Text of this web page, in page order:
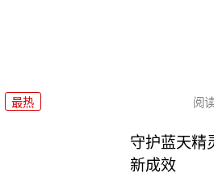
最热 阅
守护蓝天精
新成效